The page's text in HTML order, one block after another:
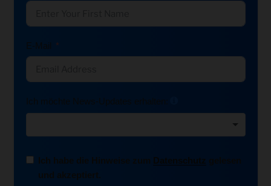
E-Mail
Ich möchte News-Updates erhalten:
Ich habe die Hinweise zum Datenschutz
und akzeptiert.